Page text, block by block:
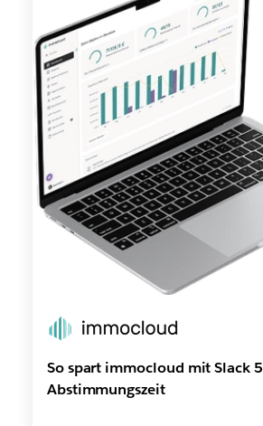
So spart immocloud mit Slack
Abstimmungszeit